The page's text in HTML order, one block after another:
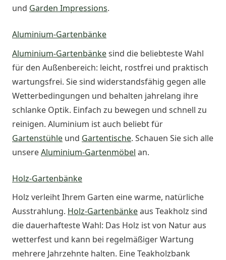
und Garden Impressions.
Aluminium-Gartenbänke
Aluminium-Gartenbänkesind die beliebteste Wahl
für den Außenbereich: leicht, rostfrei und praktisch
wartungsfrei. Sie sind widerstandsfähig gegen alle
Wetterbedingungen und behalten jahrelang ihre
schlanke Optik. Einfach zu bewegen und schnell zu
reinigen. Aluminium ist auch beliebt für
Gartenstühle und Gartentische. Schauen Sie sich alle
unsereAluminium-Gartenmöbel an.
Holz-Gartenbänke
Holz verleiht Ihrem Garten eine warme, natürliche
Ausstrahlung. Holz-Gartenbänkeaus Teakholz sind
die dauerhafteste Wahl: Das Holz ist von Natur aus
wetterfest und kann bei regelmäßiger Wartung
mehrere Jahrzehnte halten. Eine Teakholzbank